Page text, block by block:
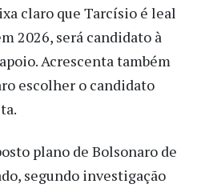
claro que Tarcísio é leal
2026, será candidato à
Acrescenta também
escolher o candidato
plano de Bolsonaro de
segundo investigação